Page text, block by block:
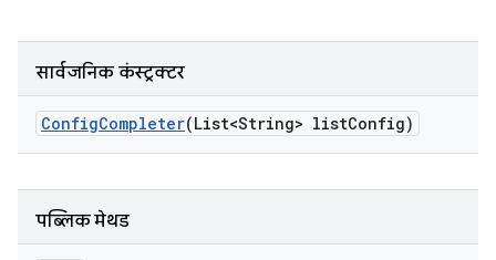
सार्वजनिक कंस्ट्रक्टर
ConfigCompleter(List<String> listConfig)
पब्लिक मेथड